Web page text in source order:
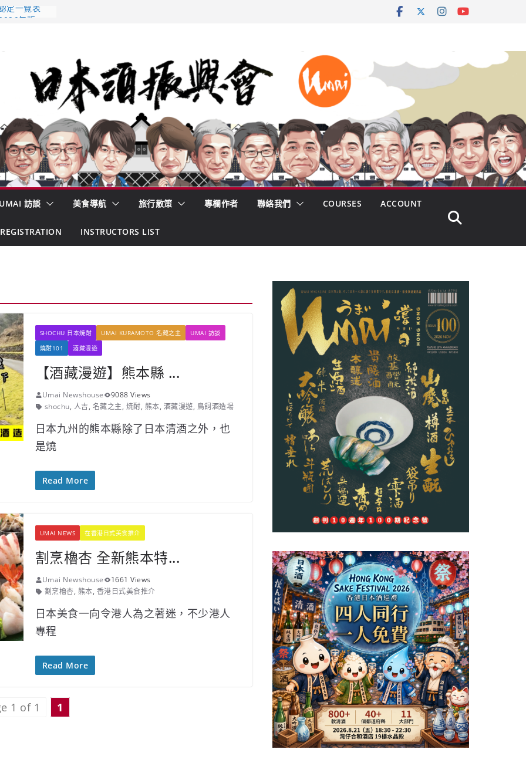
定一覽表
山形純米大
き上手
訪談 美食導航 旅行散策 專欄作者 聯絡我們 COURSES ACCOUNT
INSTRUCTORS LIST
SHOCHU 日本焼酎 UMAI KURAMOTO 名藏之主
UMAI 訪談
燒酎101
酒藏漫遊
【酒藏漫遊】熊本縣 ...
Umai Newshouse
9088 Views
shochu, 人吉, 名藏之主, 焼酎, 熊本, 酒藏漫遊, 鳥飼酒造場
日本九州的熊本縣除了日本清酒之外，也
是燒
Read More
UMAI NEWS 在香港日式美食推介
割烹櫓杏 全新熊本特...
Umai Newshouse
1661 Views
割烹櫓杏, 熊本, 香港日式美食推介
日本美食一向令港人為之著迷，不少港人
專程
Read More
1 of 1 1